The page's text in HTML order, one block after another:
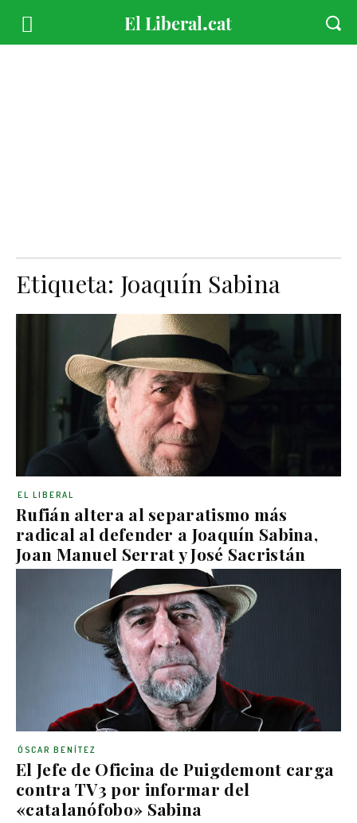
Etiqueta: Joaquín Sabina
Rufián altera al separatismo más
radical al defender a Joaquín Sabina,
Joan Manuel Serrat y José Sacristán
EL LIBERAL
El Jefe de Oficina de Puigdemont carga
contra TV3 por informar del
«catalanófobo» Sabina
ÓSCAR BENÍTEZ